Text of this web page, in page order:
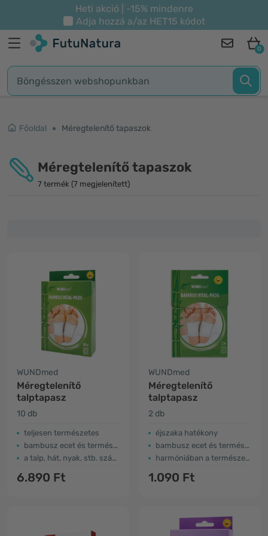
Heti akció | -15% mindenre
Adja hozzá a/az HET15 kódot
0
Főoldal Méregtelenítő tapaszok
Méregtelenítő tapaszok
7 termék (7 megjelenített)
WUNDmed
Méregtelenítő
talptapasz
10 db
teljesen természetes
bambusz ecet és természets kivonatok
a talp, hát, nyak, stb. számára
6.890 Ft
WUNDmed
Méregtelenítő
talptapasz
2 db
éjszaka hatékony
bambusz ecet és természetes kivonatok
harmóniában a természettel
1.090 Ft